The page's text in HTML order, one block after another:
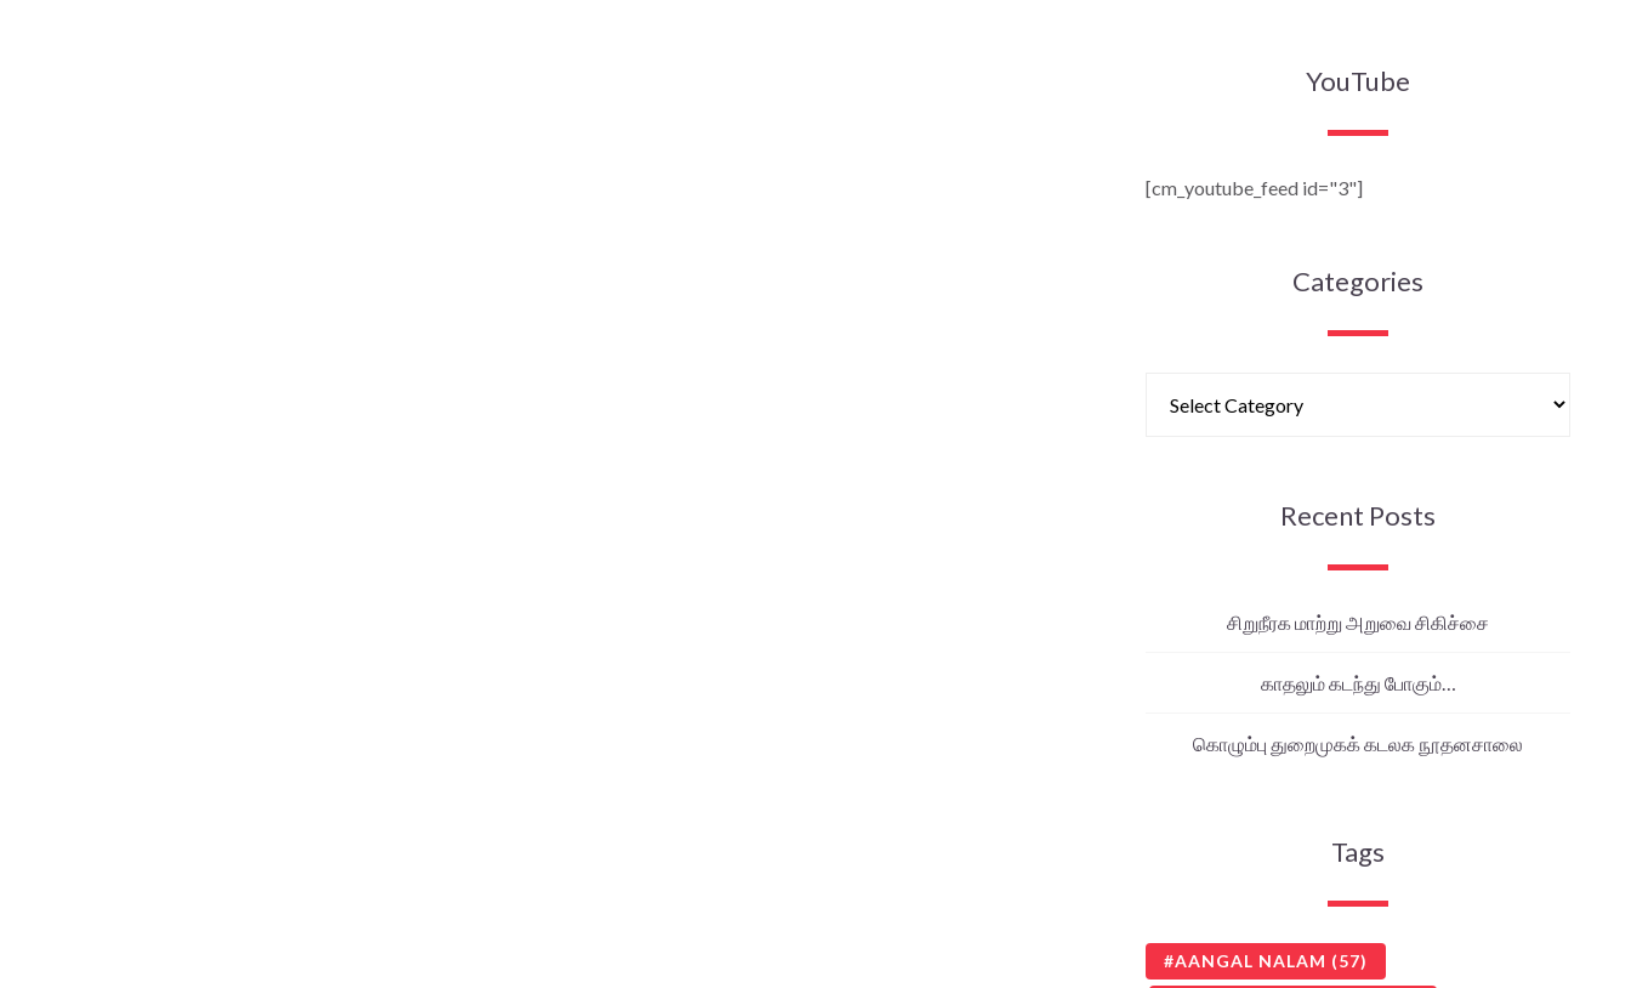
YouTube
[cm_youtube_feed id="3"]
Categories
Recent Posts
சிறுநீரக மாற்று அறுவை சிகிச்சை
காதலும் கடந்து போகும்…
கொழும்பு துறைமுகக் கடலக நூதனசாலை
Tags
AANGAL NALAM (57)